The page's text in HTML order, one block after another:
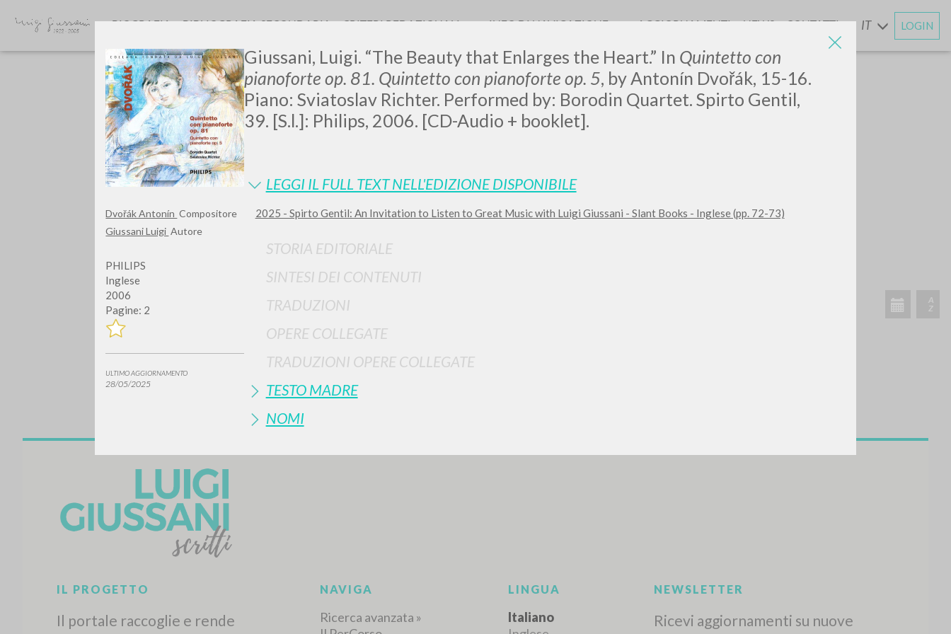
Dvořák Antonín Compositore
Giussani Luigi Autore
PHILIPS
Inglese
2006
Pagine: 2
ULTIMO AGGIORNAMENTO
28/05/2025
Giussani, Luigi. “The Beauty that Enlarges the Heart.” In Quintetto con
pianoforte op. 81. Quintetto con pianoforte op. 5, by Antonín Dvořák, 15-16.
Piano: Sviatoslav Richter. Performed by: Borodin Quartet. Spirto Gentil,
39. [S.l.]: Philips, 2006. [CD-Audio + booklet].
LEGGI IL FULL TEXT NELL'EDIZIONE DISPONIBILE
2025 - Spirto Gentil: An Invitation to Listen to Great Music with Luigi Giussani - Slant Books - Inglese (pp. 72-73)
STORIA EDITORIALE
SINTESI DEI CONTENUTI
TRADUZIONI
OPERE COLLEGATE
TRADUZIONI OPERE COLLEGATE
TESTO MADRE
NOMI
LUIGI
GIUSSANI
scritti
BIOGRAFIA BIBLIOGRAFIA SECONDARIA CRITERI REDAZIONALI INFO DI NAVIGAZIONE AGGIORNAMENTIENEWS CONTATTI IT LOGIN
Vuoi risultati ancora più precisi? Utilizza laRICERCA AVANZATA »
TIPOLOGIA OPERA